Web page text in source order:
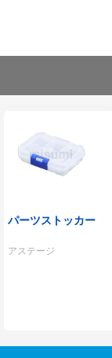
パーツストッカー
アステージ